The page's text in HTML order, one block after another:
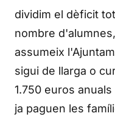
dividim el dèficit
nombre
assumeix
sigui de llarga o
1.750 euros
ja paguen les